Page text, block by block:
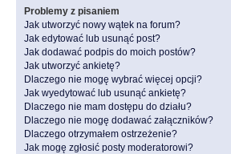
Problemy z pisaniem
Jak utworzyć nowy wątek na forum?
Jak edytować lub usunąć post?
Jak dodawać podpis do moich postów?
Jak utworzyć ankietę?
Dlaczego nie mogę wybrać więcej opcji?
Jak wyedytować lub usunąć ankietę?
Dlaczego nie mam dostępu do działu?
Dlaczego nie mogę dodawać załączników?
Dlaczego otrzymałem ostrzeżenie?
Jak mogę zgłosić posty moderatorowi?